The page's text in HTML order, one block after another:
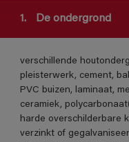
1. De ondergrond
verschillende
pleisterwerk, cement,
PVC buizen, laminaat,
ceramiek,
harde overschilderbare
verzinkt of